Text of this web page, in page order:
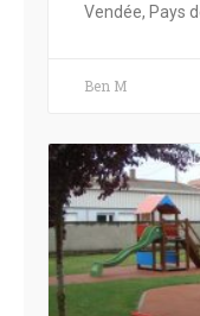
Vendée, Pays
Ben M